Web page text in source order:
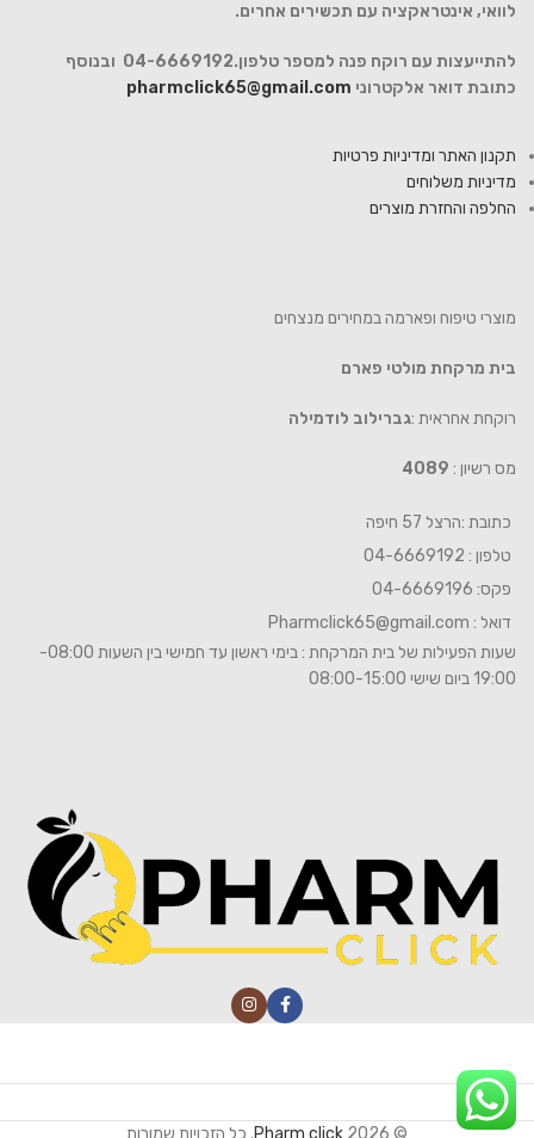
לוואי, אינטראקציה עם תכשירים אחרים.
להתייעצות עם רוקח פנה למספר טלפון.04-6669192 ובנוסף
כתובת דואר אלקטרוני pharmclick65@gmail.com
תקנון האתר ומדיניות פרטיות
מדיניות משלוחים
החלפה והחזרת מוצרים
מוצרי טיפוח ופארמה במחירים מנצחים
בית מרקחת מולטי פארם
רוקחת אחראית :גברילוב לודמילה
מס רשיון : 4089
כתובת :הרצל 57 חיפה
טלפון : 04-6669192
פקס: 04-6669196
דואל : Pharmclick65@gmail.com
שעות הפעילות של בית המרקחת : בימי ראשון עד חמישי בין השעות 08:00-
19:00 ביום שישי 08:00-15:00